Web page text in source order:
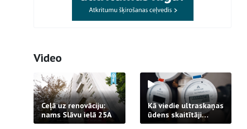
Video
Ceļā uz renovāciju:
nams Slāvu ielā 25A
Kā viedie ultraskaņas
ūdens skaitītāji
strādā praksē